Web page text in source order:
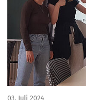
03. Juli 2024